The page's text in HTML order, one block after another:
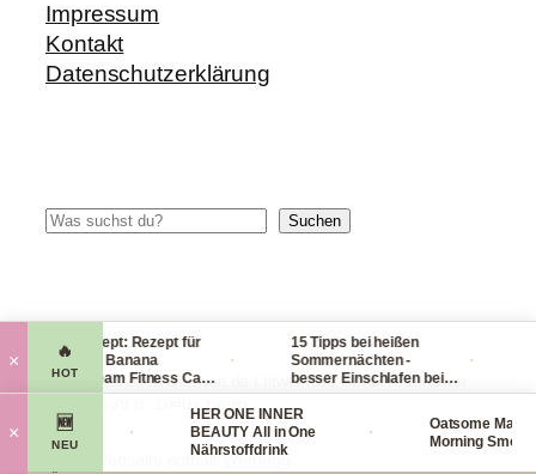
Impressum
Kontakt
Datenschutzerklärung
Suchen Suchen
© 2014-2026 fit-weltweit.de I fitweltweit GmbH Storkower
Diese Webseite enthältWerbung
× 🔥
HOT
Blitzrezept: Rezept für
leckere Banana
Nicecream Fitness Carb
Eiscream
15 Tipps bei heißen
Sommernächten -
besser Einschlafen bei
Hitze (Tag & Nacht)
× 🆕
NEU
Mask
HER ONE INNER
BEAUTY All in One
Nährstoffdrink
Oatsome Matcha
Morning